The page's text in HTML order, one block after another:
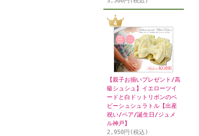
【親子お揃いプレゼント/高
級シュシュ】イエローツイ
ードと白ドットリボンのベ
ビーシュシュラトル【出産
祝い/ペア/誕生日/ジュメ
ル神戸】
2,950円(税込)